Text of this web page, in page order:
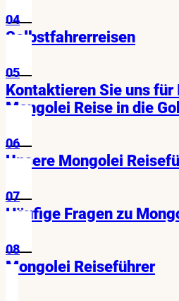
04
Selbstfahrerreisen
05
Kontaktieren Sie uns für
Mongolei Reise in die
06
Unsere Mongolei
07
Häufige Fragen zu
08
Mongolei Reiseführer